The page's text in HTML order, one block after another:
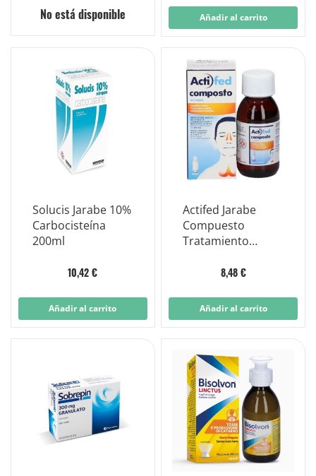
recubiertos
No está disponible Añadir al carrito
Solucis Jarabe 10%
Carbocisteína
200ml
10,42 €
Añadir al carrito
Actifed Jarabe
Compuesto
Tratamiento
Tos Frasco 100ml
8,48 €
Añadir al carrito